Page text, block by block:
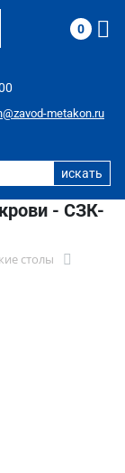
metakon.ru
0
- СЗК-
столы